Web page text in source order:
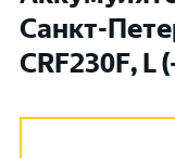
Санкт-
CRF230F, L